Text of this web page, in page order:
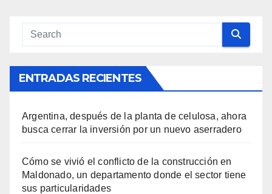
ENTRADAS RECIENTES
Argentina, después de la planta de celulosa, ahora
busca cerrar la inversión por un nuevo aserradero
Cómo se vivió el conflicto de la construcción en
Maldonado, un departamento donde el sector tiene
sus particularidades